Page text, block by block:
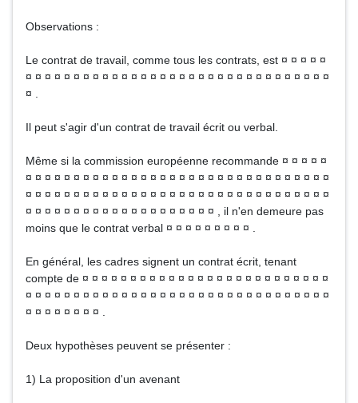
Observations :
Le contrat de travail, comme tous les contrats, est ¤ ¤ ¤ ¤ ¤
¤ ¤ ¤ ¤ ¤ ¤ ¤ ¤ ¤ ¤ ¤ ¤ ¤ ¤ ¤ ¤ ¤ ¤ ¤ ¤ ¤ ¤ ¤ ¤ ¤ ¤ ¤ ¤ ¤ ¤ ¤ ¤
¤ .
Il peut s'agir d'un contrat de travail écrit ou verbal.
Même si la commission européenne recommande ¤ ¤ ¤ ¤ ¤
¤ ¤ ¤ ¤ ¤ ¤ ¤ ¤ ¤ ¤ ¤ ¤ ¤ ¤ ¤ ¤ ¤ ¤ ¤ ¤ ¤ ¤ ¤ ¤ ¤ ¤ ¤ ¤ ¤ ¤ ¤ ¤
¤ ¤ ¤ ¤ ¤ ¤ ¤ ¤ ¤ ¤ ¤ ¤ ¤ ¤ ¤ ¤ ¤ ¤ ¤ ¤ ¤ ¤ ¤ ¤ ¤ ¤ ¤ ¤ ¤ ¤ ¤ ¤
¤ ¤ ¤ ¤ ¤ ¤ ¤ ¤ ¤ ¤ ¤ ¤ ¤ ¤ ¤ ¤ ¤ ¤ ¤ ¤ , il n'en demeure pas
moins que le contrat verbal ¤ ¤ ¤ ¤ ¤ ¤ ¤ ¤ ¤ .
En général, les cadres signent un contrat écrit, tenant
compte de ¤ ¤ ¤ ¤ ¤ ¤ ¤ ¤ ¤ ¤ ¤ ¤ ¤ ¤ ¤ ¤ ¤ ¤ ¤ ¤ ¤ ¤ ¤ ¤ ¤ ¤
¤ ¤ ¤ ¤ ¤ ¤ ¤ ¤ ¤ ¤ ¤ ¤ ¤ ¤ ¤ ¤ ¤ ¤ ¤ ¤ ¤ ¤ ¤ ¤ ¤ ¤ ¤ ¤ ¤ ¤ ¤ ¤
¤ ¤ ¤ ¤ ¤ ¤ ¤ ¤ .
Deux hypothèses peuvent se présenter :
1) La proposition d'un avenant